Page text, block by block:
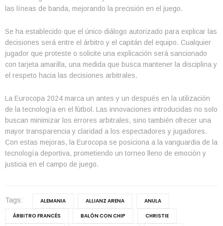
las líneas de banda, mejorando la precisión en el juego.
Se ha establecido que el único diálogo autorizado para explicar las
decisiones será entre el árbitro y el capitán del equipo. Cualquier
jugador que proteste o solicite una explicación será sancionado
con tarjeta amarilla, una medida que busca mantener la disciplina y
el respeto hacia las decisiones arbitrales.
La Eurocopa 2024 marca un antes y un después en la utilización
de la tecnología en el fútbol. Las innovaciones introducidas no solo
buscan minimizar los errores arbitrales, sino también ofrecer una
mayor transparencia y claridad a los espectadores y jugadores.
Con estas mejoras, la Eurocopa se posiciona a la vanguardia de la
tecnología deportiva, prometiendo un torneo lleno de emoción y
justicia en el campo de juego.
Tags: ALEMANIA ALLIANZ ARENA
ANULA
ÁRBITRO FRANCÉS
BALÓN CON CHIP
CHRISTIE